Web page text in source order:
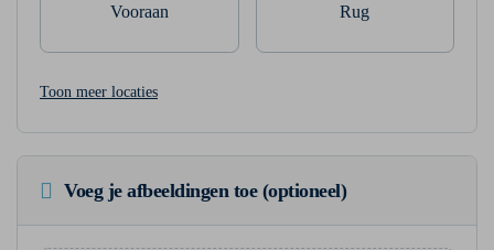
Vooraan Rug
Toon meer locaties
Voeg je afbeeldingen toe (optioneel)